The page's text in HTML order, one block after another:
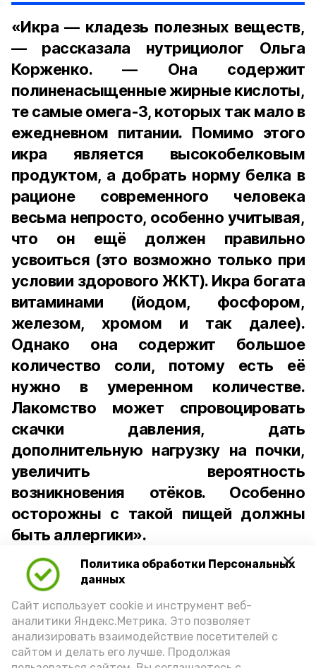
Политика обработки Персональных
данных
Сайт использует cookie и инструмент веб-
аналитики Яндекс.Метрика. Это позволяет
анализировать взаимодействие посетителей с
сайтом и делать его лучше. Продолжая
«Икра — кладезь полезных веществ,
— рассказала нутрициолог Ольга
Корженко. — Она содержит
полиненасыщенные жирные кислоты,
те самые омега-3, которых так мало в
ежедневном питании. Помимо этого
икра является высокобелковым
продуктом, а добрать норму белка в
рационе современного человека
весьма непросто, особенно учитывая,
что он ещё должен правильно
усвоиться (это возможно только при
условии здорового ЖКТ). Икра богата
витаминами (йодом, фосфором,
железом, хромом и так далее).
Однако она содержит большое
количество соли, потому есть её
нужно в умеренном количестве.
Лакомство может спровоцировать
скачки давления, дать
дополнительную нагрузку на почки,
увеличить вероятность
возникновения отёков. Особенно
осторожны с такой пищей должны
быть аллергики».
Для взрослого человека безопасной
порцией икры считается 30-50 граммов
(2-3 ложки). При этом следует обратить
внимание на хлеб, с которым она
подаётся: лучше выбирать